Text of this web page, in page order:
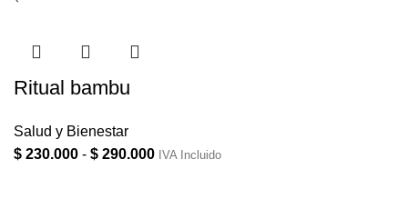
Ritual bambu
Salud y Bienestar
$ 230.000 - $ 290.000 IVA Incluido